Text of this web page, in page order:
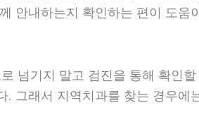
안내하는지 확인하는 편이 도
넘기지 말고 검진을 통해 확인
그래서 지역치과를 찾는 경우